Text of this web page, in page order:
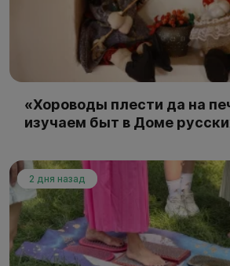
«Хороводы плести да на
изучаем быт в Доме
2 дня назад